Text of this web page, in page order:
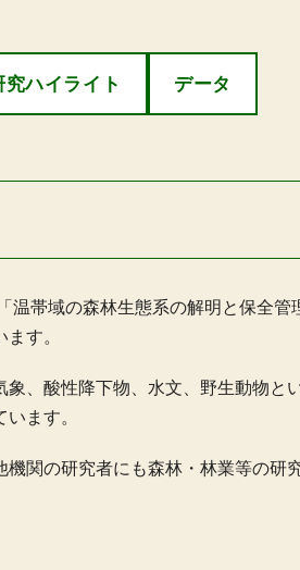
究ハイライト データ
帯域の森林生態系の解明と保全管
す。
、酸性降下物、水文、野生動物と
ます。
関の研究者にも森林・林業等の研